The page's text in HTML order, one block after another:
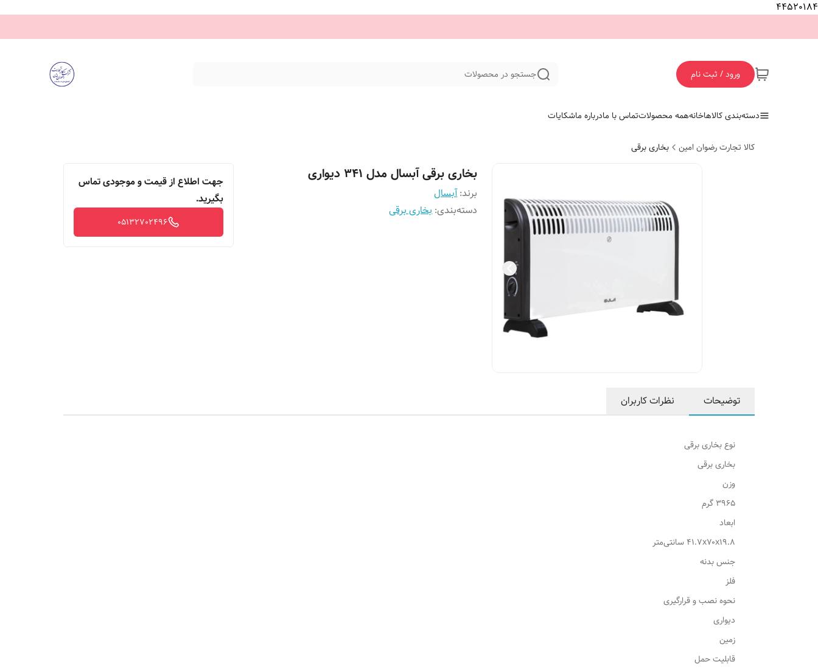
44520184
ورود / ثبت نام جستجو در محصولات
دسته‌بندی کالاهاخانههمه محصولاتتماس با مادرباره ماشکایات
کالا تجارت رضوان امین بخاری برقی
بخاری برقی آبسال مدل 341 دیواری
برند:آبسال
دسته‌بندی:بخاری برقی
جهت اطلاع از قیمت و موجودی تماس
بگیرید.
05132702496
توضیحات نظرات کاربران
نوع بخاری برقی
بخاری برقی
وزن
۳۹۶۵ گرم
ابعاد
۴۱.۷x۷۰x۱۹.۸ سانتی‌متر
جنس بدنه
فلز
نحوه نصب و قرارگیری
دیواری
زمین
قابلیت حمل